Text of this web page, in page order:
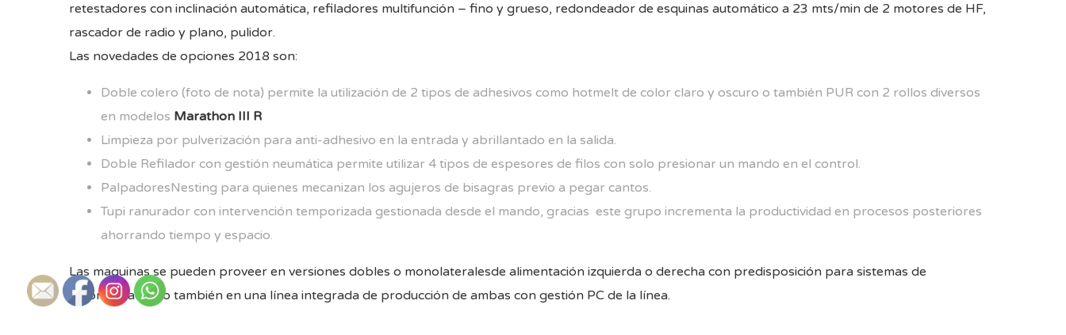
retestadores con inclinación automática, refiladores multifunción – fino y grueso, redondeador de esquinas automático a 23 mts/min de 2 motores de HF,
rascador de radio y plano, pulidor.
Las novedades de opciones 2018 son:
Doble colero (foto de nota) permite la utilización de 2 tipos de adhesivos como hotmelt de color claro y oscuro o también PUR con 2 rollos diversos
en modelos Marathon III R
Limpieza por pulverización para anti-adhesivo en la entrada y abrillantado en la salida.
Doble Refilador con gestión neumática permite utilizar 4 tipos de espesores de filos con solo presionar un mando en el control.
PalpadoresNesting para quienes mecanizan los agujeros de bisagras previo a pegar cantos.
Tupi ranurador con intervención temporizada gestionada desde el mando, gracias este grupo incrementa la productividad en procesos posteriores
ahorrando tiempo y espacio.
Las maquinas se pueden proveer en versiones dobles o monolateralesde alimentación izquierda o derecha con predisposición para sistemas de
automatización o también en una línea integrada de producción de ambas con gestión PC de la línea.